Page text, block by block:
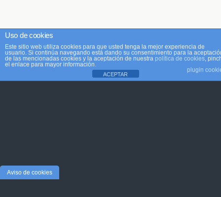
Uso de cookies
Este sitio web utiliza cookies para que usted tenga la mejor experiencia de
usuario. Si continúa navegando está dando su consentimiento para la
de las mencionadas cookies y la aceptación de nuestra política de cookies,
el enlace para mayor información.
plugin
ACEPTAR
Aviso de cookies